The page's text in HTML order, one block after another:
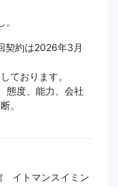
約は2026年3月
おります。
態度、能力、会社
。
イトマンスイミン